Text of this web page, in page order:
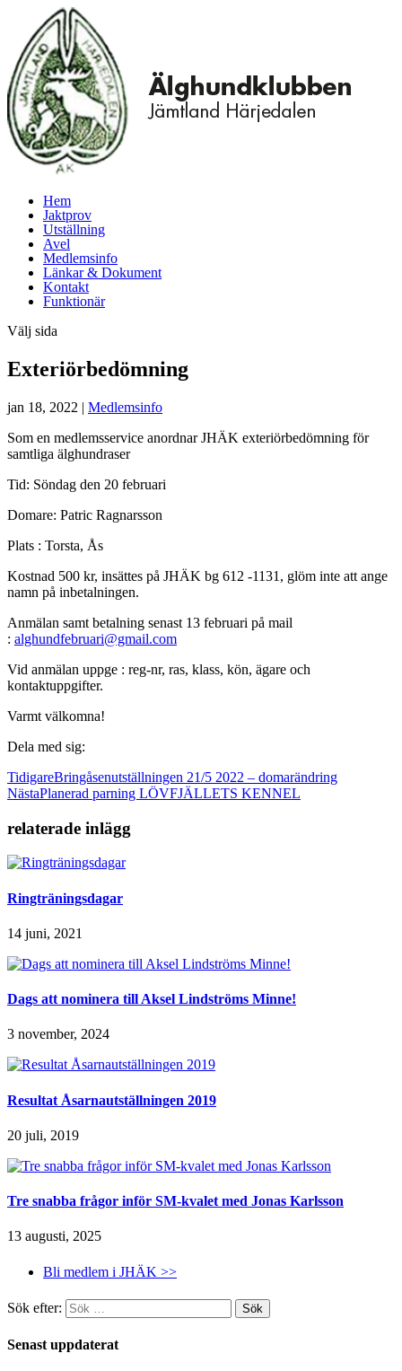
Hem
Jaktprov
Utställning
Avel
Medlemsinfo
Länkar & Dokument
Kontakt
Funktionär
Välj sida
Exteriörbedömning
jan 18, 2022 | Medlemsinfo
Som en medlemsservice anordnar JHÄK exteriörbedömning för
samtliga älghundraser
Tid: Söndag den 20 februari
Domare: Patric Ragnarsson
Plats : Torsta, Ås
Kostnad 500 kr, insättes på JHÄK bg 612 -1131, glöm inte att ange
namn på inbetalningen.
Anmälan samt betalning senast 13 februari på mail
: alghundfebruari@gmail.com
Vid anmälan uppge : reg-nr, ras, klass, kön, ägare och
kontaktuppgifter.
Varmt välkomna!
Dela med sig:
TidigareBringåsenutställningen 21/5 2022 – domarändring
NästaPlanerad parning LÖVFJÄLLETS KENNEL
relaterade inlägg
Ringträningsdagar
14 juni, 2021
Dags att nominera till Aksel Lindströms Minne!
3 november, 2024
Resultat Åsarnautställningen 2019
20 juli, 2019
Tre snabba frågor inför SM-kvalet med Jonas Karlsson
13 augusti, 2025
Bli medlem i JHÄK >>
Sök efter:
Senast uppdaterat